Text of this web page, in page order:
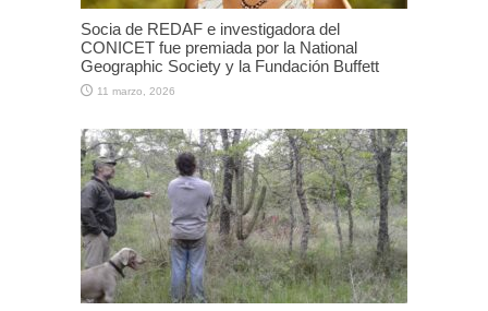
Socia de REDAF e investigadora del
CONICET fue premiada por la National
Geographic Society y la Fundación Buffett
11 marzo, 2026